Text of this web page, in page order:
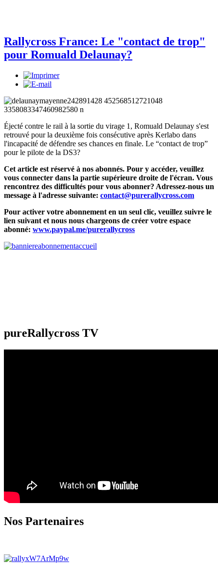
Rallycross France: Le "contact de trop"
pour Romuald Delaunay?
Éjecté contre le rail à la sortie du virage 1, Romuald Delaunay s'est
retrouvé pour la deuxième fois consécutive après Kerlabo dans
l'incapacité de défendre ses chances en finale. Le “contact de trop”
pour le pilote de la DS3?
Cet article est réservé à nos abonnés. Pour y accéder, veuillez
vous connecter dans la partie supérieure droite de l'écran. Vous
rencontrez des difficultés pour vous abonner? Adressez-nous un
message à l'adresse suivante: contact@purerallycross.com
Pour activer votre abonnement en un seul clic, veuillez suivre le
lien suivant et nous nous chargeons de créer votre espace
abonné: www.paypal.me/purerallycross
pureRallycross TV
Nos Partenaires